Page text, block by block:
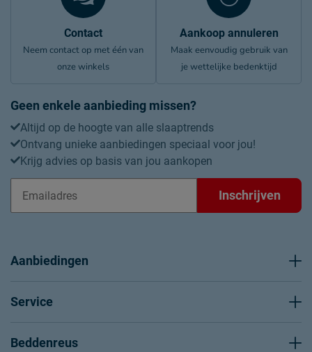
Contact
Neem contact op met één van
onze winkels
Aankoop annuleren
Maak eenvoudig gebruik van
je wettelijke bedenktijd
Geen enkele aanbieding missen?
Altijd op de hoogte van alle slaaptrends
Ontvang unieke aanbiedingen speciaal voor jou!
Krijg advies op basis van jou aankopen
Inschrijven
Aanbiedingen
Service
Beddenreus